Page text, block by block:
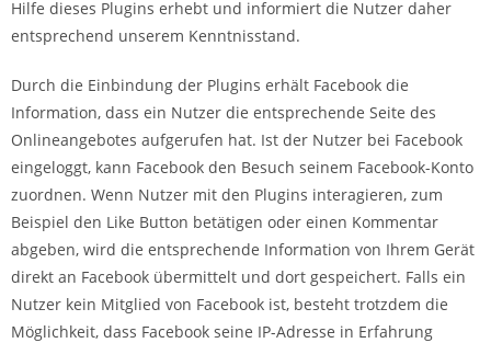
Hilfe dieses Plugins erhebt und informiert die Nutzer daher
entsprechend unserem Kenntnisstand.
Durch die Einbindung der Plugins erhält Facebook die
Information, dass ein Nutzer die entsprechende Seite des
Onlineangebotes aufgerufen hat. Ist der Nutzer bei Facebook
eingeloggt, kann Facebook den Besuch seinem Facebook-Konto
zuordnen. Wenn Nutzer mit den Plugins interagieren, zum
Beispiel den Like Button betätigen oder einen Kommentar
abgeben, wird die entsprechende Information von Ihrem Gerät
direkt an Facebook übermittelt und dort gespeichert. Falls ein
Nutzer kein Mitglied von Facebook ist, besteht trotzdem die
Möglichkeit, dass Facebook seine IP-Adresse in Erfahrung